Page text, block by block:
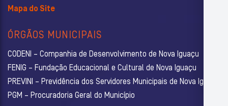
Mapa do Site
ÓRGÃOS MUNICIPAIS
CODENI – Companhia de Desenvolvimento de Nova Iguaçu
FENIG – Fundação Educacional e Cultural de Nova Iguaçu
PREVINI – Previdência dos Servidores Municipais de Nova Iguaçu
PGM – Procuradoria Geral do Município